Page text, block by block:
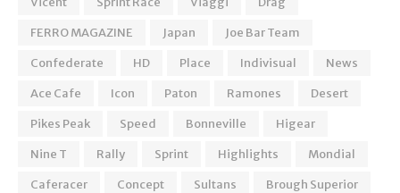
FERRO MAGAZINE
Japan
Joe Bar Team
Confederate
HD Place Indivisual
News
Ace Cafe
Icon Paton Ramones
Desert
Pikes Peak
Speed Bonneville
Higear
Nine T
Rally Sprint Highlights
Mondial
Caferacer
Concept Sultans
Brough Superior